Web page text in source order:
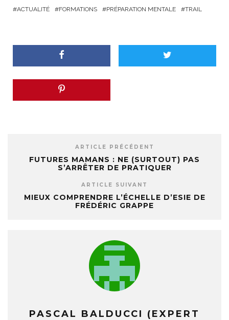
ACTUALITÉ FORMATIONS PRÉPARATION MENTALE TRAIL
ARTICLE PRÉCÉDENT
FUTURES MAMANS : NE (SURTOUT) PAS
S’ARRÊTER DE PRATIQUER
ARTICLE SUIVANT
MIEUX COMPRENDRE L’ÉCHELLE D’ESIE DE
FRÉDÉRIC GRAPPE
PASCAL BALDUCCI (EXPERT